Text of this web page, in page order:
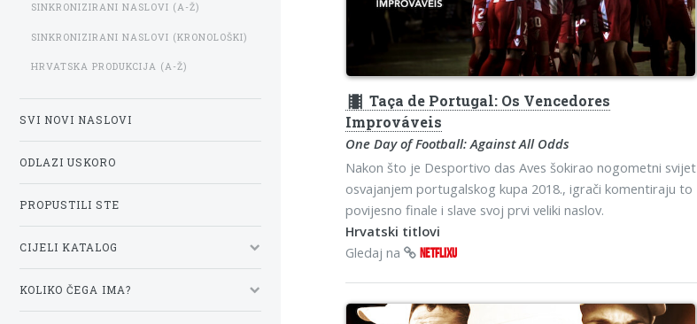
theaters Taça de Portugal: Os Vencedores
Improváveis
One Day of Football: Against All Odds
Nakon što je Desportivo das Aves šokirao nogometni svijet
osvajanjem portugalskog kupa 2018., igrači komentiraju to
povijesno finale i slave svoj prvi veliki naslov.
Hrvatski titlovi
Gledaj na
NETFLIXU
SINKRONIZIRANI NASLOVI (A-Ž)
SINKRONIZIRANI NASLOVI (KRONOLOŠKI)
HRVATSKA PRODUKCIJA (A-Ž)
SVI NOVI NASLOVI
ODLAZI USKORO
PROPUSTILI STE
CIJELI KATALOG
KOLIKO ČEGA IMA?